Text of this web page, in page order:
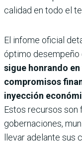
calidad en todo el
El infome oficial
óptimo desempeño
sigue honrando
compromisos
inyección
Estos recursos son
gobernaciones,
llevar adelante sus